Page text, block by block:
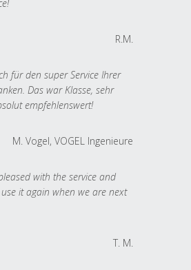
R.M.
für den super Service Ihrer
Das war Klasse, sehr
empfehlenswert!
M. Vogel, VOGEL Ingenieure
with the service and
it again when we are next
T. M.